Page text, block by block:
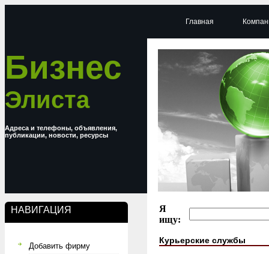
Бизнес
Элиста
Адреса и телефоны, объявления,
публикации, новости, ресурсы
НАВИГАЦИЯ
Добавить фирму
Главная
Я
ищу:
Курьерские службы